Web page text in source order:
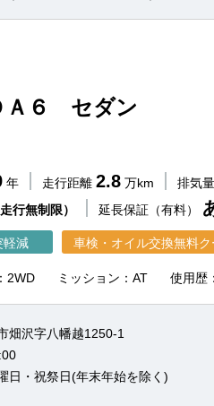
Ａ６ セダン
年 走行距離 2.8 万km 排気量
走行無制限） 延長保証（有料）
軽減 車検・オイル交換無料ク
2WD ミッション：AT 使用歴
畑沢字八幡越1250-1
日・祝祭日(年末年始を除く)